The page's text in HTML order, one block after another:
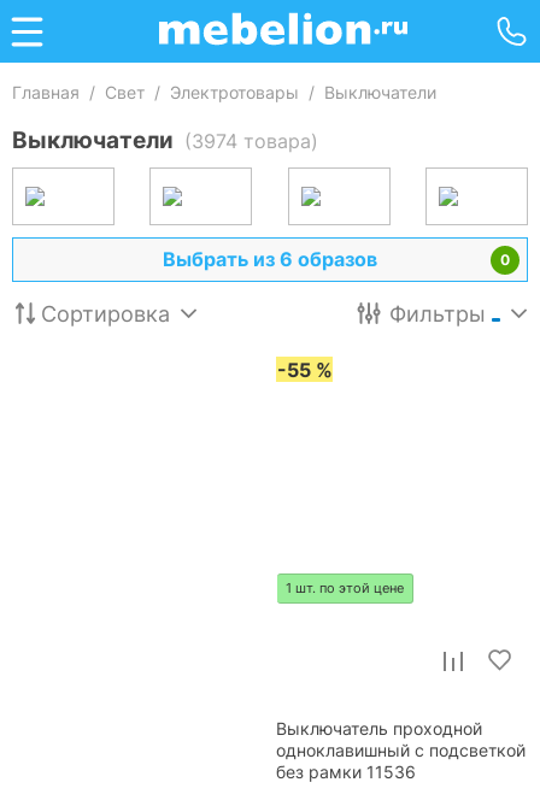
Главная / Свет / Электротовары / Выключатели
Выключатели (3974 товара)
0
Выбрать из 6 образов
Сортировка Фильтры
-55 %
1 шт. по этой цене
Выключатель проходной
одноклавишный с подсветкой
без рамки 11536